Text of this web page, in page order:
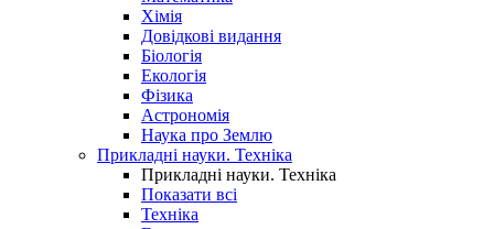
Хімія
Довідкові видання
Біологія
Екологія
Фізика
Астрономія
Наука про Землю
Прикладні науки. Техніка
Прикладні науки. Техніка
Показати всі
Техніка